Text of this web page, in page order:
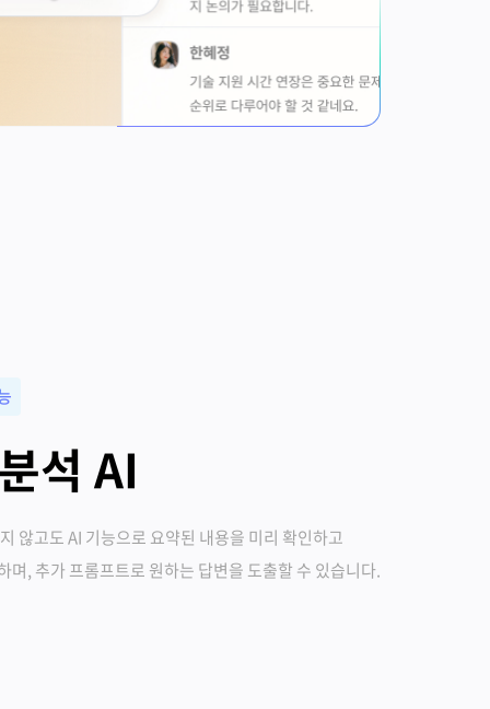
석 AI
않고도 AI 기능으로 요약된 내용을 미리 확인하고
며, 추가 프롬프트로 원하는 답변을 도출할 수 있습니다.